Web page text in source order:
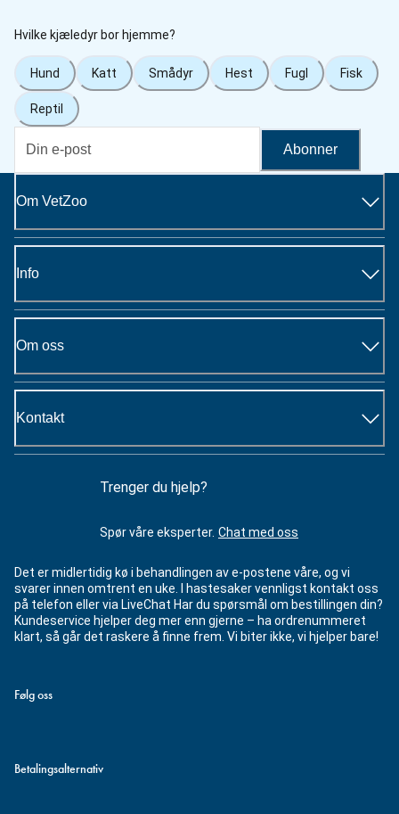
Hvilke kjæledyr bor hjemme?
Hund Katt Smådyr Hest Fugl Fisk
Reptil
Abonner
Om VetZoo
Info
Om oss
Kontakt
Trenger du hjelp?
Spør våre eksperter. Chat med oss
Det er midlertidig kø i behandlingen av e-postene våre, og vi
svarer innen omtrent en uke. I hastesaker vennligst kontakt oss
på telefon eller via LiveChat Har du spørsmål om bestillingen din?
Kundeservice hjelper deg mer enn gjerne – ha ordrenummeret
klart, så går det raskere å finne frem. Vi biter ikke, vi hjelper bare!
Følg oss
Betalingsalternativ